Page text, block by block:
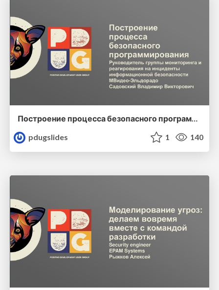
Построение процесса безопасного программирования
pdugslides
1 140